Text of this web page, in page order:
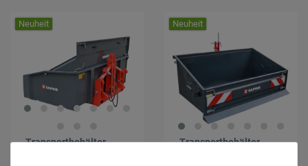
Neuheit
Transportbehälter
Neuheit
Transportbehälter